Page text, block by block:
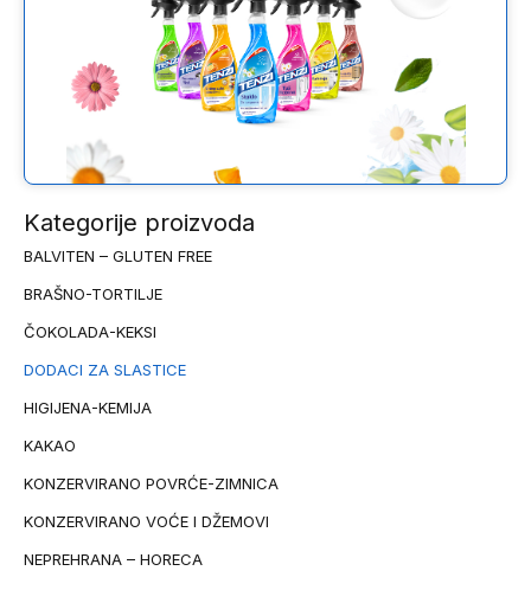
Kategorije proizvoda
BALVITEN – GLUTEN FREE
BRAŠNO-TORTILJE
ČOKOLADA-KEKSI
DODACI ZA SLASTICE
HIGIJENA-KEMIJA
KAKAO
KONZERVIRANO POVRĆE-ZIMNICA
KONZERVIRANO VOĆE I DŽEMOVI
NEPREHRANA – HORECA